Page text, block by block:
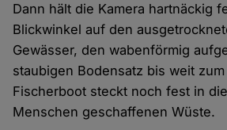
Dann hält die Kamera hartnäckig
Blickwinkel auf den
Gewässer, den wabenförmig
staubigen Bodensatz bis weit
Fischerboot steckt noch fest in
Menschen geschaffenen Wüste.